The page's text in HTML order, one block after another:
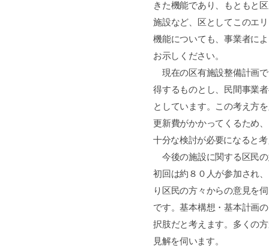
きた機能であり、もともと
施設など、区としてこのエ
機能についても、事業者に
お示しください。
現在の区有施設整備計画
得するものとし、民間事業
としています。この考え方
更新費がかかってくるため
十分な検討が必要になると
今後の施設に関する区民
初回は約８０人が参加され
り区民の方々からの意見を
です。基本構想・基本計画
択肢だと考えます。多くの
見解を伺います。